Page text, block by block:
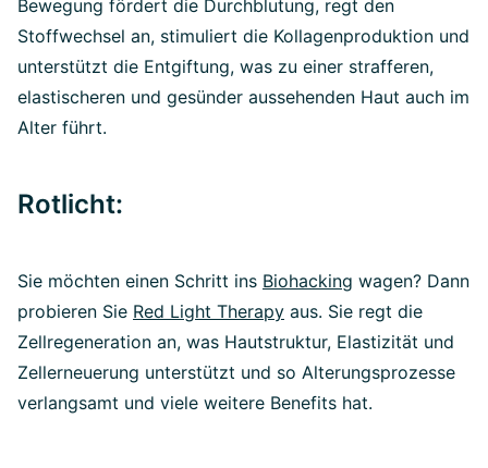
Bewegung fördert die Durchblutung, regt den
Stoffwechsel an, stimuliert die Kollagenproduktion und
unterstützt die Entgiftung, was zu einer strafferen,
elastischeren und gesünder aussehenden Haut auch im
Alter führt.
Rotlicht:
Sie möchten einen Schritt ins Biohacking wagen? Dann
probieren Sie Red Light Therapy aus. Sie regt die
Zellregeneration an, was Hautstruktur, Elastizität und
Zellerneuerung unterstützt und so Alterungsprozesse
verlangsamt und viele weitere Benefits hat.